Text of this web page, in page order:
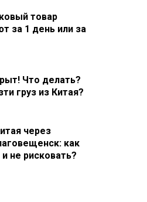
товар
за 1 день или за
Что делать?
груз из Китая?
через
как
не рисковать?